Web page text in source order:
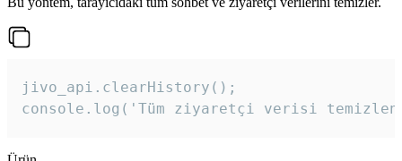
jivo_api.clearHistory();
console.log('Tüm ziyaretçi verisi